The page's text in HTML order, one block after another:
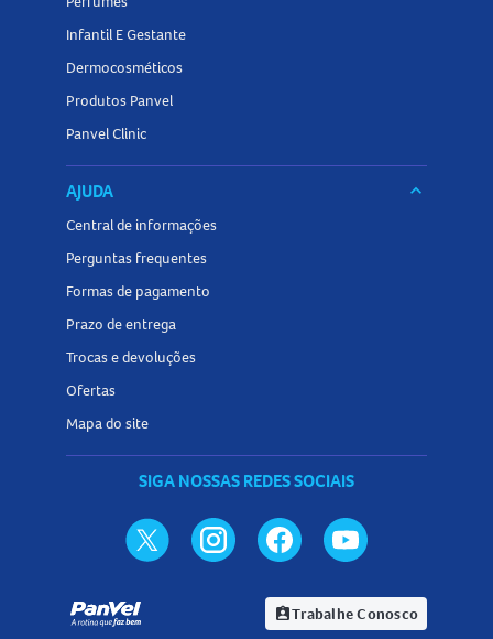
Infantil E Gestante
Dermocosméticos
Produtos Panvel
Panvel Clinic
AJUDA keyboard_arrow_down
Central de informações
Perguntas frequentes
Formas de pagamento
Prazo de entrega
Trocas e devoluções
Ofertas
Mapa do site
SIGA NOSSAS REDES SOCIAIS
assignment_indTrabalhe Conosco